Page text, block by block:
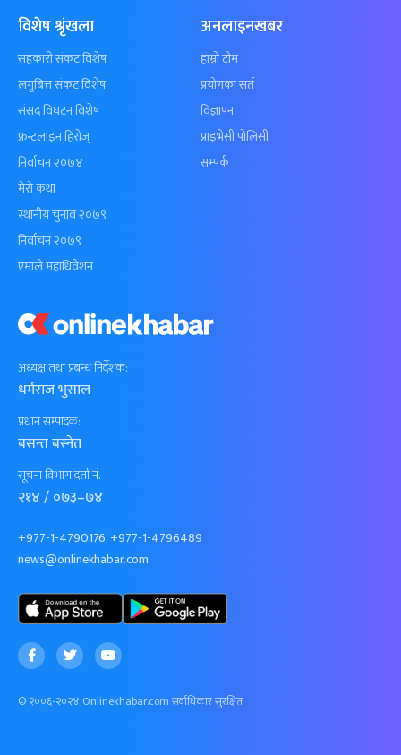
अध्यक्ष तथा प्रबन्ध निर्देशक:
धर्मराज भुसाल
प्रधान सम्पादक:
बसन्त बस्नेत
सूचना विभाग दर्ता नं.
२१४ / ०७३–७४
+977-1-4790176, +977-1-4796489
news@onlinekhabar.com
© २००६-२०२४ Onlinekhabar.com सर्वाधिकार सुरक्षित
विशेष श्रृंखला
सहकारी संकट विशेष
लगुबित्त संकट विशेष
संसद विघटन विशेष
फ्रन्टलाइन हिरोज्
निर्वाचन २०७४
मेरो कथा
स्थानीय चुनाव २०७९
निर्वाचन २०७९
एमाले महाधिवेशन
अनलाइनखबर
हाम्रो टीम
प्रयोगका सर्त
विज्ञापन
प्राइभेसी पोलिसी
सम्पर्क